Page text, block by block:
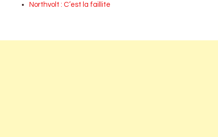
Northvolt : C’est la faillite